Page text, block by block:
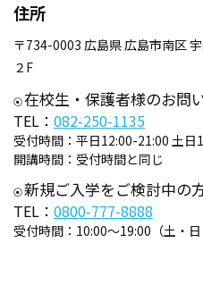
住所
〒734-0003 広島県 広島市南区
２F
在校生・保護者様のお問
TEL： 082-250-1135
受付時間： 平日12:00-21:00 土日
開講時間： 受付時間と同じ
新規ご入学をご検討中の
TEL： 0800-777-8888
受付時間： 10:00～19:00（土・日